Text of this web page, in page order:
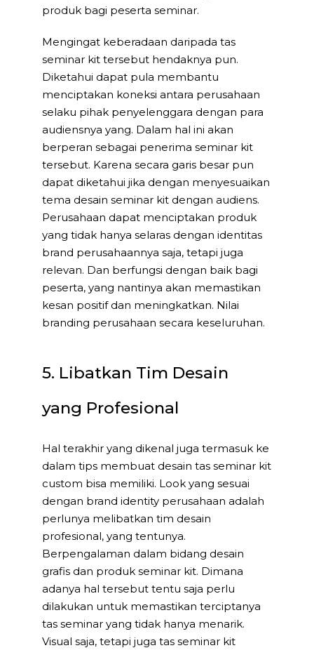
produk bagi peserta seminar.
Mengingat keberadaan daripada tas
seminar kit tersebut hendaknya pun.
Diketahui dapat pula membantu
menciptakan koneksi antara perusahaan
selaku pihak penyelenggara dengan para
audiensnya yang. Dalam hal ini akan
berperan sebagai penerima seminar kit
tersebut. Karena secara garis besar pun
dapat diketahui jika dengan menyesuaikan
tema desain seminar kit dengan audiens.
Perusahaan dapat menciptakan produk
yang tidak hanya selaras dengan identitas
brand perusahaannya saja, tetapi juga
relevan. Dan berfungsi dengan baik bagi
peserta, yang nantinya akan memastikan
kesan positif dan meningkatkan. Nilai
branding perusahaan secara keseluruhan.
5. Libatkan Tim Desain
yang Profesional
Hal terakhir yang dikenal juga termasuk ke
dalam tips membuat desain tas seminar kit
custom bisa memiliki. Look yang sesuai
dengan brand identity perusahaan adalah
perlunya melibatkan tim desain
profesional, yang tentunya.
Berpengalaman dalam bidang desain
grafis dan produk seminar kit. Dimana
adanya hal tersebut tentu saja perlu
dilakukan untuk memastikan terciptanya
tas seminar yang tidak hanya menarik.
Visual saja, tetapi juga tas seminar kit